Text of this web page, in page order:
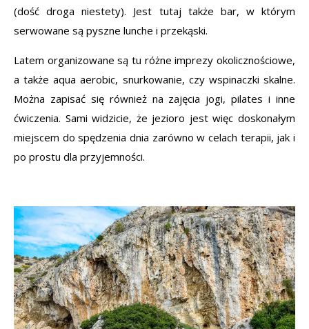
(dość droga niestety). Jest tutaj także bar, w którym
serwowane są pyszne lunche i przekąski.
Latem organizowane są tu różne imprezy okolicznościowe,
a także aqua aerobic, snurkowanie, czy wspinaczki skalne.
Można zapisać się również na zajęcia jogi, pilates i inne
ćwiczenia. Sami widzicie, że jezioro jest więc doskonałym
miejscem do spędzenia dnia zarówno w celach terapii, jak i
po prostu dla przyjemności.